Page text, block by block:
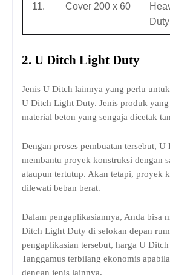
11. Cover 200 x 60
Duty
2. U Ditch Light Duty
Jenis U Ditch lainnya yang perlu
U Ditch Light Duty. Jenis produk yang
material beton yang sengaja dicetak
Dengan proses pembuatan tersebut,
membantu proyek konstruksi dengan
ataupun tertutup. Akan tetapi, proyek
dilewati beban berat.
Dalam pengaplikasiannya, Anda bisa
Ditch Light Duty di selokan depan
pengaplikasian tersebut, harga U
Tanggamus terbilang ekonomis
dengan jenis lainnya.